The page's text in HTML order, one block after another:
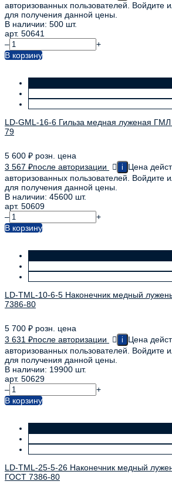
авторизованных пользователей. Войдите
для получения данной цены.
В наличии: 500 шт.
арт. 50641
–
+
В корзину
LD-GML-16-6 Гильза медная луженая
79
5 600 ₽ розн. цена
3 567 ₽после авторизации i
Цена
авторизованных пользователей. Войдите
для получения данной цены.
В наличии: 45600 шт.
арт. 50609
–
+
В корзину
LD-TML-10-6-5 Наконечник медный
7386-80
5 700 ₽ розн. цена
3 631 ₽после авторизации i
Цена
авторизованных пользователей. Войдите
для получения данной цены.
В наличии: 19900 шт.
арт. 50629
–
+
В корзину
LD-TML-25-5-26 Наконечник медный
ГОСТ 7386-80